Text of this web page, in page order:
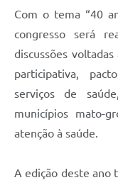
Com o tema “40
congresso será
discussões
participativa,
serviços de
municípios mato-
atenção à saúde.
A edição deste ano